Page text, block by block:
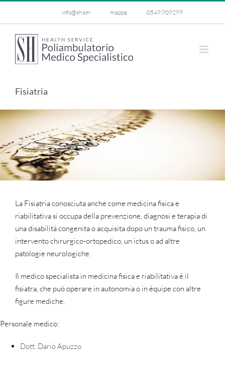
info@sh.sm mappa 0549.909299
Fisiatria
La Fisiatria conosciuta anche come medicina fisica e
riabilitativa si occupa della prevenzione, diagnosi e terapia di
una disabilità congenita o acquisita dopo un trauma fisico, un
intervento chirurgico-ortopedico, un ictus o ad altre
patologie neurologiche.
Il medico specialista in medicina fisica e riabilitativa è il
fisiatra, che può operare in autonomia o in équipe con altre
figure mediche.
Personale medico:
Dott. Dario Apuzzo